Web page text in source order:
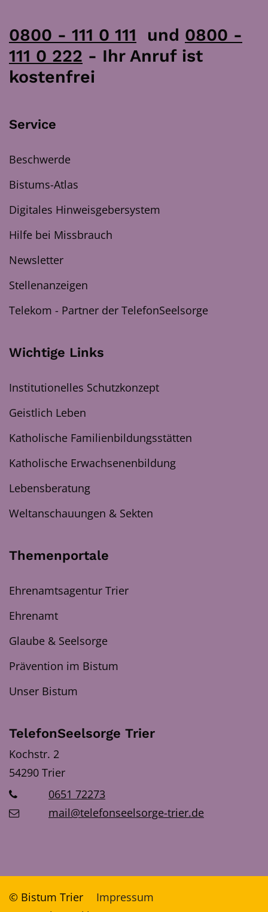
0800 - 111 0 111 und 0800 -
111 0 222 - Ihr Anruf ist
kostenfrei
Service
Beschwerde
Bistums-Atlas
Digitales Hinweisgebersystem
Hilfe bei Missbrauch
Newsletter
Stellenanzeigen
Telekom - Partner der TelefonSeelsorge
Wichtige Links
Institutionelles Schutzkonzept
Geistlich Leben
Katholische Familienbildungsstätten
Katholische Erwachsenenbildung
Lebensberatung
Weltanschauungen & Sekten
Themenportale
Ehrenamtsagentur Trier
Ehrenamt
Glaube & Seelsorge
Prävention im Bistum
Unser Bistum
TelefonSeelsorge Trier
Kochstr. 2
54290 Trier
0651 72273
mail@telefonseelsorge-trier.de
© Bistum Trier
Impressum